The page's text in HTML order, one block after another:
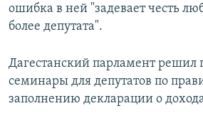
ошибка в ней "задевает честь
более депутата".
Дагестанский парламент решил
семинары для депутатов по
заполнению декларации о